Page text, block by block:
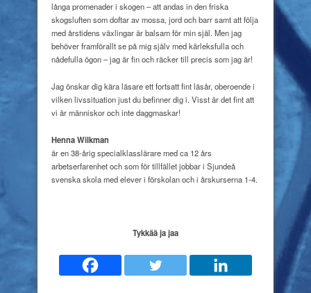
långa promenader i skogen – att andas in den friska
skogsluften som doftar av mossa, jord och barr samt att följa
med årstidens växlingar är balsam för min själ. Men jag
behöver framförallt se på mig själv med kärleksfulla och
nådefulla ögon – jag är fin och räcker till precis som jag är!
Jag önskar dig kära läsare ett fortsatt fint läsår, oberoende i
vilken livssituation just du befinner dig i. Visst är det fint att
vi är människor och inte daggmaskar!
Henna Wilkman
är en 38-årig specialklasslärare med ca 12 års
arbetserfarenhet och som för tillfället jobbar i Sjundeå
svenska skola med elever i förskolanoch i årskurserna 1-4.
Tykkää ja jaa